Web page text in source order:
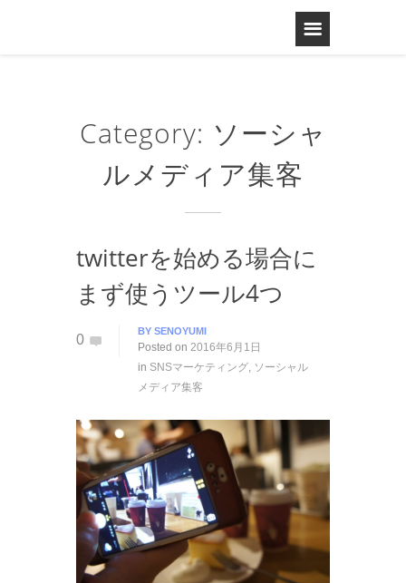
Category: ソーシャ
ルメディア集客
twitterを始める場合に
まず使うツール4つ
0
BY SENOYUMI
Posted on 2016年6月1日
in SNSマーケティング, ソーシャル
メディア集客